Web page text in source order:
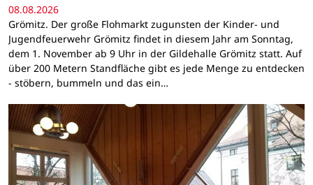
08.08.2026
Grömitz. Der große Flohmarkt zugunsten der Kinder- und
Jugendfeuerwehr Grömitz findet in diesem Jahr am Sonntag,
dem 1. November ab 9 Uhr in der Gildehalle Grömitz statt. Auf
über 200 Metern Standfläche gibt es jede Menge zu entdecken
- stöbern, bummeln und das ein…